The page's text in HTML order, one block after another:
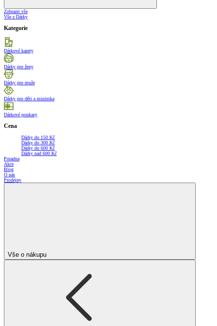
Zobrazit vše
Vše z Dárky
Kategorie
Dárkové kazety
Dárky pro ženy
Dárky pro muže
Dárky pro děti a minimka
Dárkové poukazy
Cena
Dárky do 150 Kč
Dárky do 300 Kč
Dárky do 600 Kč
Dárky nad 600 Kč
Poradna
Akce
Blog
O nás
Prodejny
Vše o nákupu